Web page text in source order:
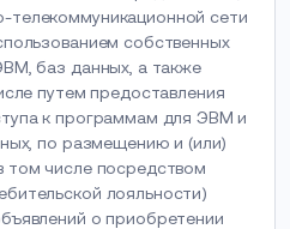
сети
собственных
баз данных, а также
путем предоставления
к программам для ЭВМ и
по размещению и (или)
том числе посредством
лояльности)
о приобретении